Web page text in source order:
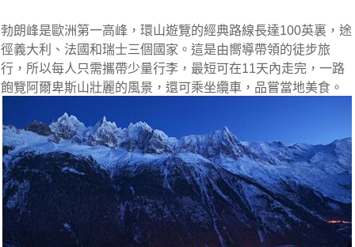
勃朗峰是歐洲第一高峰，環山遊覽的經典路線長達100英裏，途
徑義大利、法國和瑞士三個國家。這是由嚮導帶領的徒步旅
行，所以每人只需攜帶少量行李，最短可在11天內走完，一路
飽覽阿爾卑斯山壯麗的風景，還可乘坐纜車，品嘗當地美食。